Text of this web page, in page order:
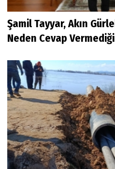
Şamil Tayyar, Akın
Neden Cevap